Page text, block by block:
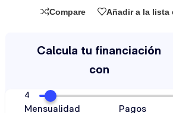
Compare Añadir a la lista